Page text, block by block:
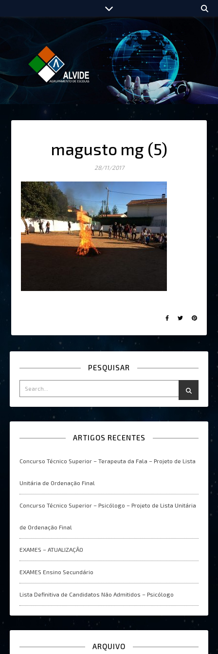
magusto mg (5)
28/11/2017
PESQUISAR
ARTIGOS RECENTES
Concurso Técnico Superior – Terapeuta da Fala – Projeto de Lista
Unitária de Ordenação Final
Concurso Técnico Superior – Psicólogo – Projeto de Lista Unitária
de Ordenação Final
EXAMES – ATUALIZAÇÂO
EXAMES Ensino Secundário
Lista Definitiva de Candidatos Não Admitidos – Psicólogo
ARQUIVO